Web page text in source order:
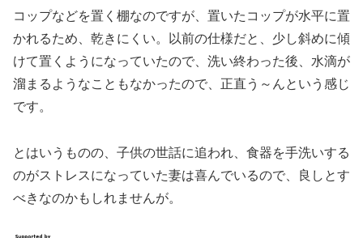
コップなどを置く棚なのですが、置いたコップが水平に置
かれるため、乾きにくい。以前の仕様だと、少し斜めに傾
けて置くようになっていたので、洗い終わった後、水滴が
溜まるようなこともなかったので、正直う～んという感じ
です。
とはいうものの、子供の世話に追われ、食器を手洗いする
のがストレスになっていた妻は喜んでいるので、良しとす
べきなのかもしれませんが。